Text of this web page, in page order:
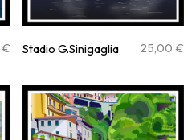
€ Stadio G.Sinigaglia 25,00 €